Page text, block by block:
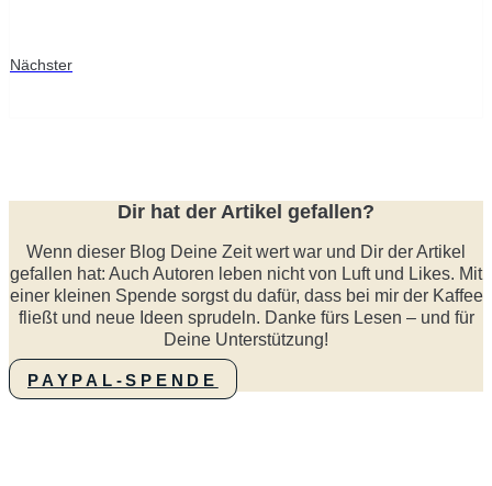
Nächster
Dir hat der Artikel gefallen?
Wenn dieser Blog Deine Zeit wert war und Dir der Artikel
gefallen hat: Auch Autoren leben nicht von Luft und Likes. Mit
einer kleinen Spende sorgst du dafür, dass bei mir der Kaffee
fließt und neue Ideen sprudeln. Danke fürs Lesen – und für
Deine Unterstützung!
PAYPAL-SPENDE